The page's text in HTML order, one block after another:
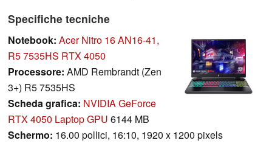
Specifiche tecniche
Notebook: Acer Nitro 16 AN16-41,
R5 7535HS RTX 4050
Processore: AMD Rembrandt (Zen
3+) R5 7535HS
Scheda grafica: NVIDIA GeForce
RTX 4050 Laptop GPU 6144 MB
Schermo: 16.00 pollici, 16:10, 1920 x 1200 pixels